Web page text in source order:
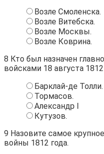
Возле Смоленска.
Возле Витебска.
Возле Москвы.
Возле Коврина.
8 Кто был назначен
войсками 18 августа 1812
Барклай-де Толли.
Тормасов.
Александр I
Кутузов.
9 Назовите самое
войны 1812 года.